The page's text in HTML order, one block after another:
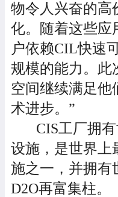
物令人兴奋的高
化。随着这些应
户依赖CIL快速
规模的能力。此
空间继续满足他
术进步。”
CIS工厂拥有
设施，是世界上
施之一，并拥有
D2O再富集柱。